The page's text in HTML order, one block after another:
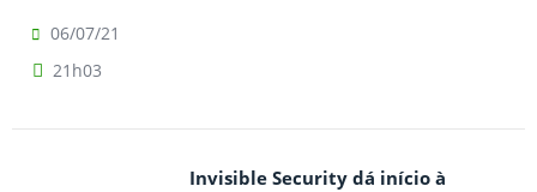
06/07/21
21h03
Invisible Security dá início à